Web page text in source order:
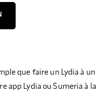
que faire un Lydia à un
app Lydia ou Sumeria à la